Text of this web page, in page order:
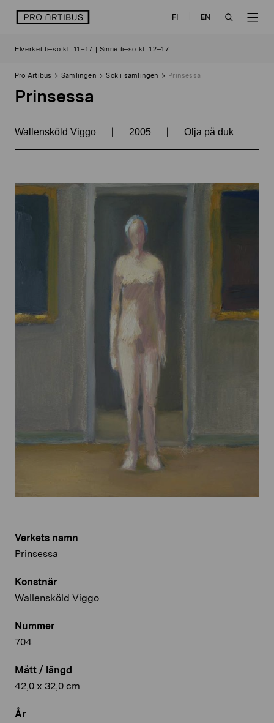
logo FI
EN
Elverket ti–sö kl. 11–17 | Sinne ti–sö kl. 12–17
Pro Artibus Samlingen Sök i samlingen Prinsessa
Prinsessa
Wallensköld Viggo | 2005 | Olja på duk
Verkets namn
Prinsessa
Konstnär
Wallensköld Viggo
Nummer
704
Mått / längd
42,0 x 32,0 cm
År